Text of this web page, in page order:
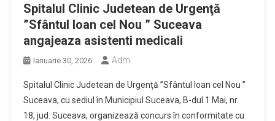
Spitalul Clinic Judetean de Urgenţă
”Sfântul Ioan cel Nou ” Suceava
angajeaza asistenti medicali
Ianuarie 30, 2026 Adm
Spitalul Clinic Judetean de Urgenţă ”Sfântul Ioan cel Nou ”
Suceava, cu sediul în Municipiul Suceava, B-dul 1 Mai, nr.
18, jud. Suceava, organizează concurs în conformitate cu